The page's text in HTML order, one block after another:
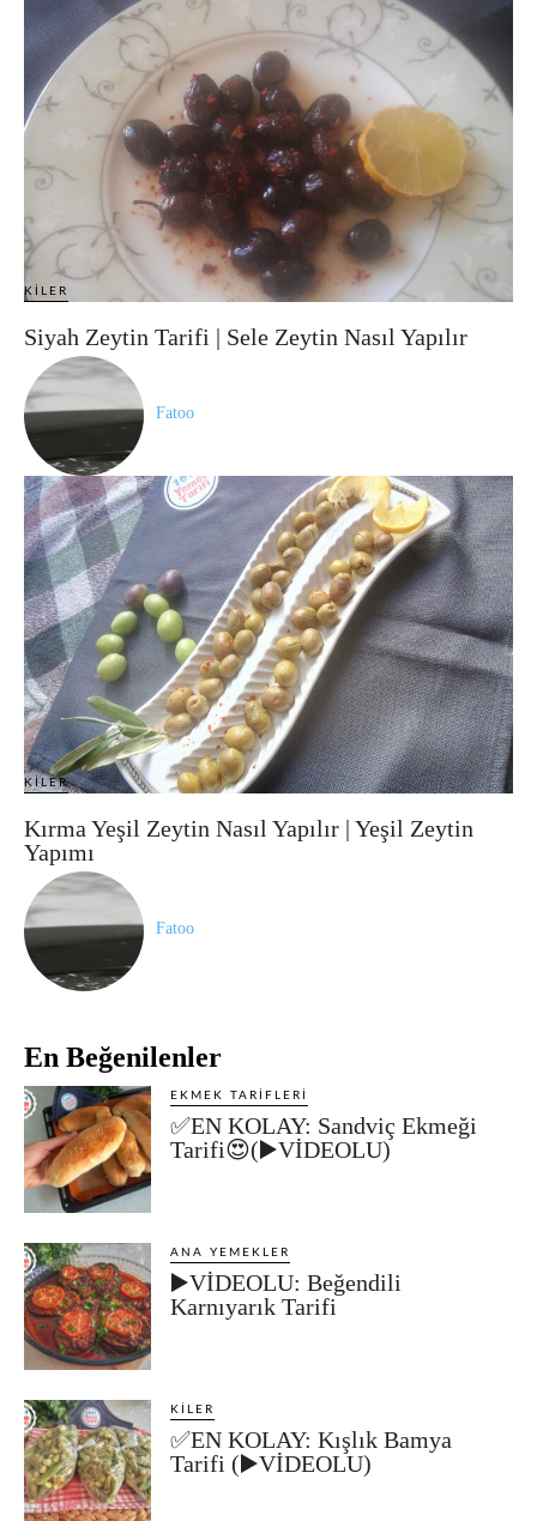
KILER
Siyah Zeytin Tarifi | Sele Zeytin Nasıl Yapılır
Fatoo
KILER
Kırma Yeşil Zeytin Nasıl Yapılır | Yeşil Zeytin
Yapımı
Fatoo
En Beğenilenler
EKMEK TARIFLERI
✅EN KOLAY: Sandviç Ekmeği
Tarifi😍(▶️VİDEOLU)
ANA YEMEKLER
▶️VİDEOLU: Beğendili
Karnıyarık Tarifi
KILER
✅EN KOLAY: Kışlık Bamya
Tarifi (▶️VİDEOLU)